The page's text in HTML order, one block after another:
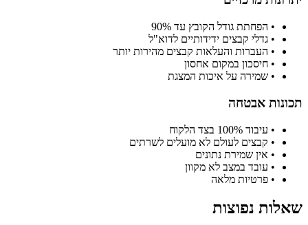
• הפחתת גודל הקובץ עד 90%
• גדלי קבצים ידידותיים לדוא"ל
• העברות והעלאות קבצים מהירות יותר
• חיסכון במקום אחסון
• שמירה על איכות המצגת
תכונות אבטחה
• עיבוד 100% בצד הלקוח
• קבצים לעולם לא מועלים לשרתים
• אין שמירת נתונים
• עובד במצב לא מקוון
• פרטיות מלאה
שאלות נפוצות